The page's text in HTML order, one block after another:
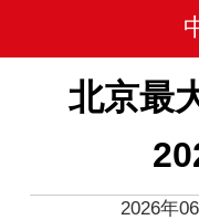
北京最
2026年